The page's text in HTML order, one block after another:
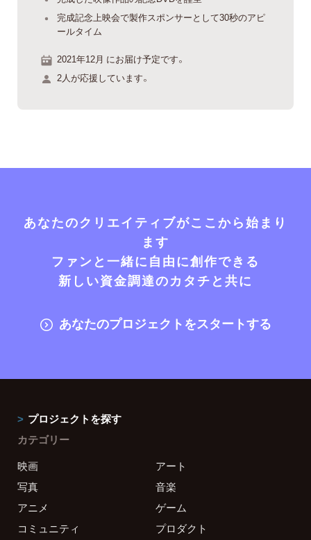
完成記念上映会で製作スポンサーとして30秒のアピ
ールタイム
2021年12月 にお届け予定です。
2人が応援しています。
あなたのクリエイティブがここから始まり
ます
ファンと一緒に自由に創作できる
新しい資金調達のカタチと共に
あなたのプロジェクトをスタートする
プロジェクトを探す
カテゴリー
映画
アート
写真
音楽
アニメ
ゲーム
コミュニティ
プロダクト